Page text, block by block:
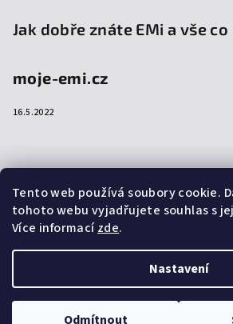
Tento web používá soubory cookie.
tohoto webu vyjadřujete souhlas s
Více informacízde.
Nastavení
Odmítnout
Jak dobře znáte EMi a vše
moje-emi.cz
16.5.2022
Přijímáme online platby
Upravit nastavení